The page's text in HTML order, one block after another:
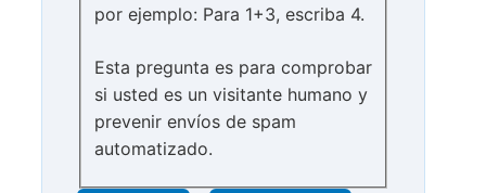
por ejemplo: Para 1+3, escriba 4.
Esta pregunta es para comprobar
si usted es un visitante humano y
prevenir envíos de spam
automatizado.